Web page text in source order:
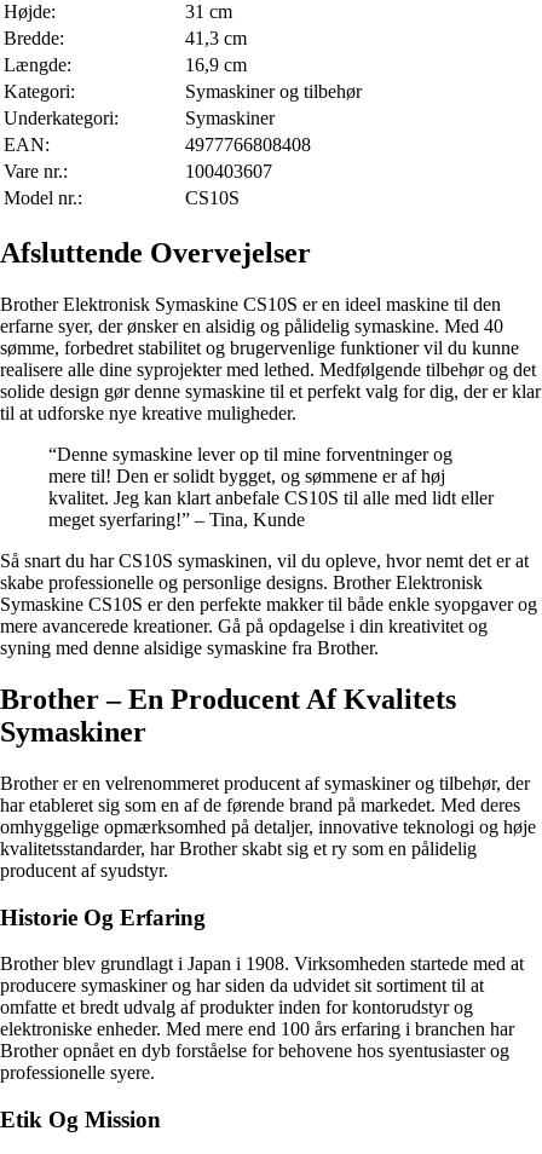
Højde:
31 cm
Bredde:
41,3 cm
Længde:
16,9 cm
Kategori:
Symaskiner og tilbehør
Underkategori:
Symaskiner
EAN:
4977766808408
Vare nr.:
100403607
Model nr.:
CS10S
Afsluttende Overvejelser
Brother Elektronisk Symaskine CS10S er en ideel maskine til den
erfarne syer, der ønsker en alsidig og pålidelig symaskine. Med 40
sømme, forbedret stabilitet og brugervenlige funktioner vil du kunne
realisere alle dine syprojekter med lethed. Medfølgende tilbehør og det
solide design gør denne symaskine til et perfekt valg for dig, der er klar
til at udforske nye kreative muligheder.
“Denne symaskine lever op til mine forventninger og
mere til! Den er solidt bygget, og sømmene er af høj
kvalitet. Jeg kan klart anbefale CS10S til alle med lidt eller
meget syerfaring!” – Tina, Kunde
Så snart du har CS10S symaskinen, vil du opleve, hvor nemt det er at
skabe professionelle og personlige designs. Brother Elektronisk
Symaskine CS10S er den perfekte makker til både enkle syopgaver og
mere avancerede kreationer. Gå på opdagelse i din kreativitet og
syning med denne alsidige symaskine fra Brother.
Brother – En Producent Af Kvalitets
Symaskiner
Brother er en velrenommeret producent af symaskiner og tilbehør, der
har etableret sig som en af de førende brand på markedet. Med deres
omhyggelige opmærksomhed på detaljer, innovative teknologi og høje
kvalitetsstandarder, har Brother skabt sig et ry som en pålidelig
producent af syudstyr.
Historie Og Erfaring
Brother blev grundlagt i Japan i 1908. Virksomheden startede med at
producere symaskiner og har siden da udvidet sit sortiment til at
omfatte et bredt udvalg af produkter inden for kontorudstyr og
elektroniske enheder. Med mere end 100 års erfaring i branchen har
Brother opnået en dyb forståelse for behovene hos syentusiaster og
professionelle syere.
Etik Og Mission